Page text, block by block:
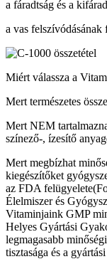
a fáradtság és a
a vas felszívódásának
Miért válassza a
Mert természetes
Mert NEM
színező-, ízesítő
Mert megbízhat
kiegészítőket
az FDA
Élelmiszer és
Vitaminjaink GMP
Helyes Gyártási
legmagasabb
tisztasága és a